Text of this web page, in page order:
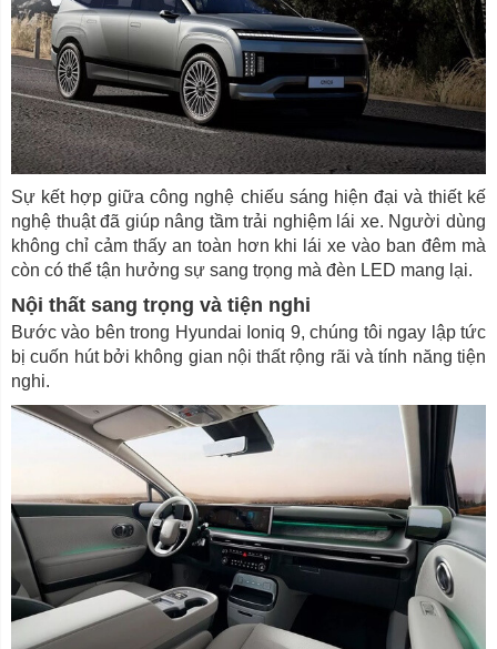
Sự kết hợp giữa công nghệ chiếu sáng hiện đại và thiết kế
nghệ thuật đã giúp nâng tầm trải nghiệm lái xe. Người dùng
không chỉ cảm thấy an toàn hơn khi lái xe vào ban đêm mà
còn có thể tận hưởng sự sang trọng mà đèn LED mang lại.
Nội thất sang trọng và tiện nghi
Bước vào bên trong Hyundai Ioniq 9, chúng tôi ngay lập tức
bị cuốn hút bởi không gian nội thất rộng rãi và tính năng tiện
nghi.